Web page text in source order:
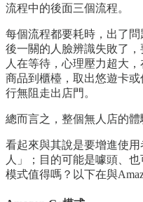
流程中的後面三個流程。
每個流程都要耗時，出了
後一關的人臉辨識失敗了
人在等待，心理壓力超大
商品到櫃檯，取出悠遊卡
行無阻走出店門。
總而言之，整個無人店的體
看起來與其說是要增進使
人」；目的可能是噱頭、
模式值得嗎？以下在與